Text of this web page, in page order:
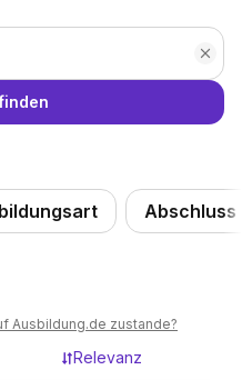
Abschluss
Ausbildung.de zustande?
Relevanz